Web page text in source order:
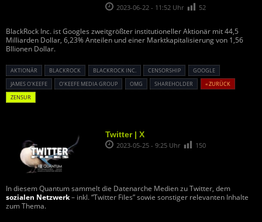
2023-06-22 - 11:52 Uhr 52
BlackRock Inc. ist Googles zweitgrößter institutioneller Aktionär mit 44,5
Milliarden Dollar, 6,23% Anteilen und einer Marktkapitalisierung von 1,56
Bllionen Dollar.
AKTIONÄR BLACKROCK BLACKROCK INC. CENSORSHIP
GOOGLE
JAMES O'KEEFE
O’KEEFE MEDIA GROUP OMG SHAREHOLDER
« ZURÜCK
ZENSUR
Twitter | X
2023-05-25 - 9:25 Uhr 150
In diesem Quantum sammelt die Datenarche Medien zu Twitter, dem
sozialen Netzwerk– inkl. “Twitter Files” sowie sonstiger relevanten Inhalte
zum Thema.